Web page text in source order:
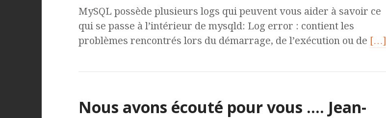
MySQL possède plusieurs logs qui peuvent vous aider à savoir ce
qui se passe à l’intérieur de mysqld: Log error : contient les
problèmes rencontrés lors du démarrage, de l’exécution ou de […]
Nous avons écouté pour vous …. Jean-